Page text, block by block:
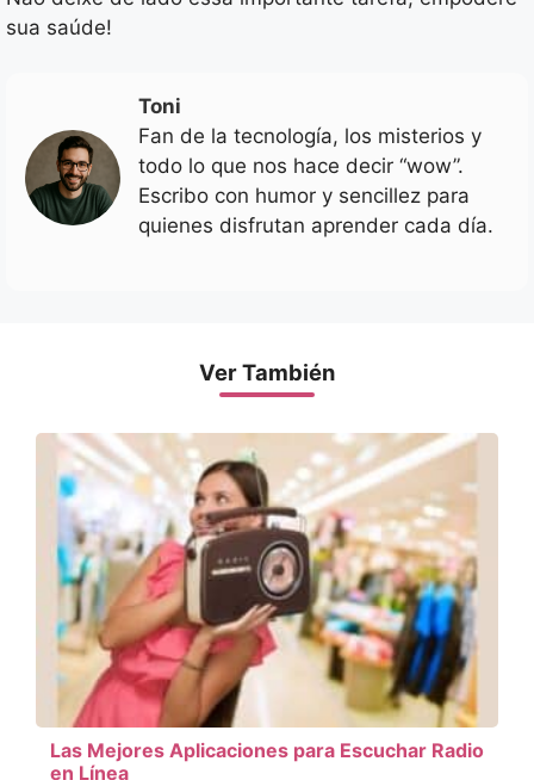
sua saúde!
Toni
Fan de la tecnología, los misterios y
todo lo que nos hace decir “wow”.
Escribo con humor y sencillez para
quienes disfrutan aprender cada día.
Ver También
Las Mejores Aplicaciones para Escuchar Radio
en Línea